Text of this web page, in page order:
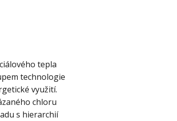
tepla
technologie
využití.
chloru
s hierarchií